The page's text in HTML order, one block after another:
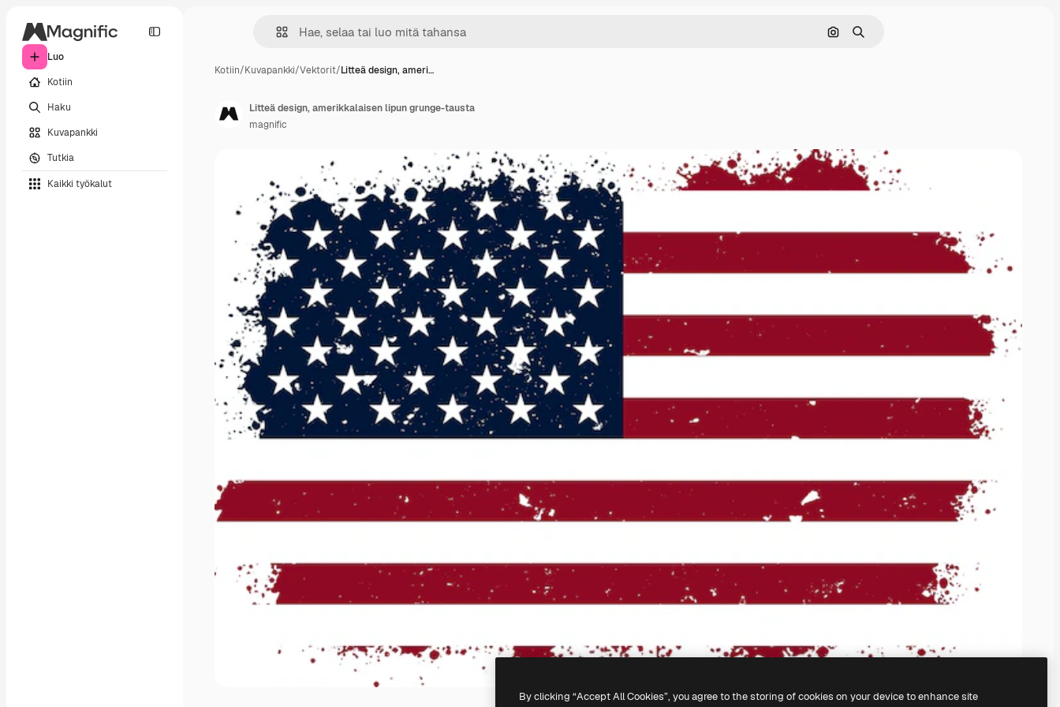
Luo
Kotiin
Haku
Kuvapankki
Tutkia
Kaikki työkalut
Hae kuvan perusteella
Haku
Kotiin/Kuvapankki/Vektorit/Litteä design, ameri…
Litteä design, amerikkalaisen lipun grunge-tausta
magnific
By clicking “Accept All Cookies”, you agree to the storing of cookies on your device to enhance site